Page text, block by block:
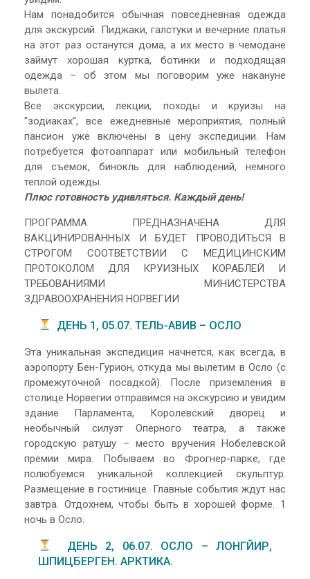
Нам понадобится обычная повседневная одежда
для экскурсий. Пиджаки, галстуки и вечерние платья
на этот раз останутся дома, а их место в чемодане
займут хорошая куртка, ботинки и подходящая
одежда – об этом мы поговорим уже накануне
вылета.
Все экскурсии, лекции, походы и круизы на
"зодиаках", все ежедневные мероприятия, полный
пансион уже включены в цену экспедиции. Нам
потребуется фотоаппарат или мобильный телефон
для съемок, бинокль для наблюдений, немного
теплой одежды.
Плюс готовность удивляться. Каждый день!
ПРОГРАММА ПРЕДНАЗНАЧЕНА ДЛЯ
ВАКЦИНИРОВАННЫХ И БУДЕТ ПРОВОДИТЬСЯ В
СТРОГОМ СООТВЕТСТВИИ С МЕДИЦИНСКИМ
ПРОТОКОЛОМ ДЛЯ КРУИЗНЫХ КОРАБЛЕЙ И
ТРЕБОВАНИЯМИ МИНИСТЕРСТВА
ЗДРАВООХРАНЕНИЯ НОРВЕГИИ
ДЕНЬ 1, 05.07. ТЕЛЬ-АВИВ – ОСЛО
Эта уникальная экспедиция начнется, как всегда, в
аэропорту Бен-Гурион, откуда мы вылетим в Осло (с
промежуточной посадкой). После приземления в
столице Норвегии отправимся на экскурсию и увидим
здание Парламента, Королевский дворец и
необычный силуэт Оперного театра, а также
городскую ратушу – место вручения Нобелевской
премии мира. Побываем во Фрогнер-парке, где
полюбуемся уникальной коллекцией скульптур.
Размещение в гостинице. Главные события ждут нас
завтра. Отдохнем, чтобы быть в хорошей форме. 1
ночь в Осло.
ДЕНЬ 2, 06.07. ОСЛО – ЛОНГЙИР,
ШПИЦБЕРГЕН. АРКТИКА.